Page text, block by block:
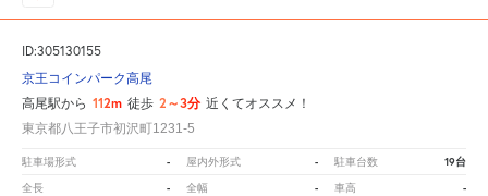
ID:305130155
京王コインパーク高尾
高尾駅から 112m 徒歩 2～3分 近くてオススメ！
東京都八王子市初沢町1231-5
駐車場形式 - 屋内外形式 - 駐車台数 19台
全長 - 全幅 - 車高 -